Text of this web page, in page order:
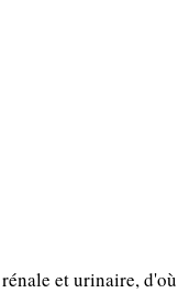
et urinaire, d'où